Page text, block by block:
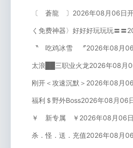
〔 蒼龍 〕2026年08月06日开
く免费神器〉好好好玩玩玩〓〓
〝 吃鸡冰雪 〞2026年08月06
太浪██三职业火龙2026年08月
刚开＜攻速沉默＞2026年08月
福利＄野外Boss2026年08月06
￥ 新专属 ￥2026年08月06日
杀．怪．送．充值2026年08月